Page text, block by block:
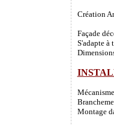
Création
Façade
S'adapte à
Montage